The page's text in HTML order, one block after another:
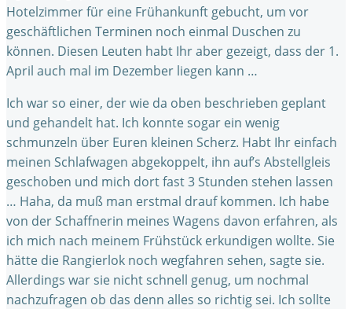
Hotelzimmer für eine Frühankunft gebucht, um vor
geschäftlichen Terminen noch einmal Duschen zu
können. Diesen Leuten habt Ihr aber gezeigt, dass der 1.
April auch mal im Dezember liegen kann …
Ich war so einer, der wie da oben beschrieben geplant
und gehandelt hat. Ich konnte sogar ein wenig
schmunzeln über Euren kleinen Scherz. Habt Ihr einfach
meinen Schlafwagen abgekoppelt, ihn auf’s Abstellgleis
geschoben und mich dort fast 3 Stunden stehen lassen
… Haha, da muß man erstmal drauf kommen. Ich habe
von der Schaffnerin meines Wagens davon erfahren, als
ich mich nach meinem Frühstück erkundigen wollte. Sie
hätte die Rangierlok noch wegfahren sehen, sagte sie.
Allerdings war sie nicht schnell genug, um nochmal
nachzufragen ob das denn alles so richtig sei. Ich sollte